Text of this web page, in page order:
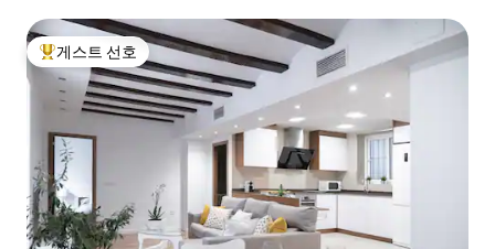
상위 게스트 선호
게스트 선호